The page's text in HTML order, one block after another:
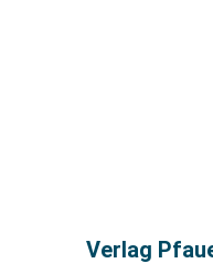
Verlag